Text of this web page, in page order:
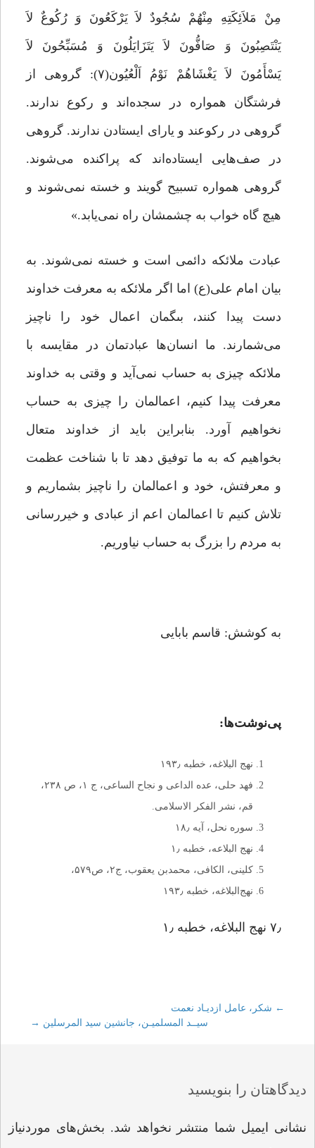
مِنْ مَلاَئِکَتِهِ مِنْهُمْ سُجُودٌ لاَ یَرْکَعُونَ وَ رُکُوعٌ لاَ
یَنْتَصِبُونَ وَ صَافُّونَ لاَ یَتَزَایَلُونَ وَ مُسَبِّحُونَ لاَ
یَسْأَمُونَ لاَ یَغْشَاهُمْ نَوْمُ اَلْعُیُون(۷): گروهى از
فرشتگان همواره در سجده‌اند و رکوع ندارند.
گروهى در رکوعند و یاراى ایستادن ندارند. گروهى
در صف‌هایى ایستاده‌اند که پراکنده مى‌شوند.
گروهى همواره تسبیح گویند و خسته نمى‌شوند و
هیچ گاه خواب به چشمشان راه نمى‌یابد.»
عبادت ملائکه دائمی است و خسته نمی‌شوند. به
بیان امام علی(ع) اما اگر ملائکه به معرفت خداوند
دست پیدا کنند، بىگمان اعمال خود را ناچیز
می‌شمارند. ما انسان‌ها عبادتمان در مقایسه با
ملائکه چیزی به حساب نمی‌آید و وقتی به خداوند
معرفت پیدا کنیم، اعمالمان را چیزی به حساب
نخواهیم آورد. بنابراین باید از خداوند متعال
بخواهیم که به ما توفیق دهد تا با شناخت عظمت
و معرفتش، خود و اعمالمان را ناچیز بشماریم و
تلاش کنیم تا اعمالمان اعم از عبادی و خیررسانی
به مردم را بزرگ به حساب نیاوریم.
به کوشش: قاسم بابایی
پی‌نوشت‌ها:
نهج البلاغه، خطبه ۱۹۳٫
فهد حلی، عده الداعی و نجاح الساعی، ج ۱، ص ۲۳۸،
قم، نشر الفکر الاسلامی.
سوره نحل، آیه ۱۸٫
نهج البلاعه، خطبه ۱٫
کلینی، الکافی، محمدبن یعقوب، ج۲، ص۵۷۹،
نهج‌البلاغه، خطبه ۱۹۳٫
۷٫ نهج البلاغه، خطبه ۱٫
Post
← شکر، عامل ازدیـاد نعمت
سیــد المسلمیـن، جانشین سید المرسلین →
دیدگاهتان را بنویسید
نشانی ایمیل شما منتشر نخواهد شد. بخش‌های موردنیاز